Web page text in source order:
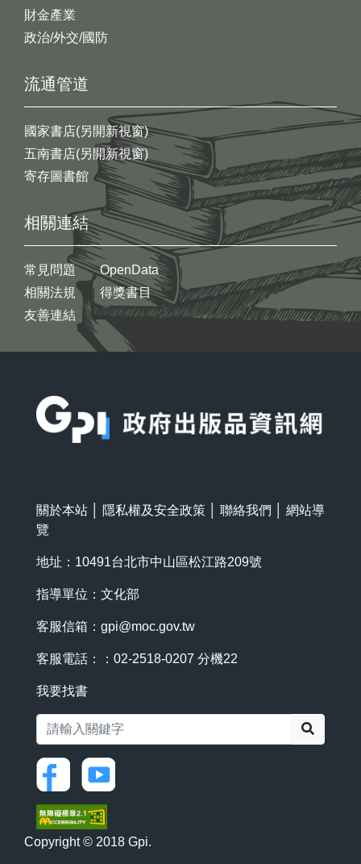
財金產業
政治/外交/國防
流通管道
國家書店(另開新視窗)
五南書店(另開新視窗)
寄存圖書館
相關連結
常見問題
相關法規
友善連結
OpenData
得獎書目
關於本站 隱私權及安全政策 聯絡我們
網站導
覽
地址：10491台北市中山區松江路209號
指導單位：文化部
客服信箱： gpi@moc.gov.tw
客服電話：：02-2518-0207 分機22
我要找書
Copyright © 2018 Gpi.